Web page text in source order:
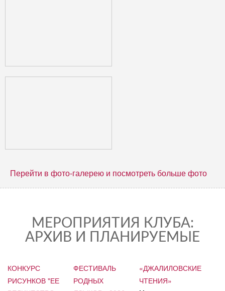
Перейти в фото-галерею и посмотреть больше фото
МЕРОПРИЯТИЯ КЛУБА:
АРХИВ И ПЛАНИРУЕМЫЕ
КОНКУРС
РИСУНКОВ "ЕЕ
ФЕСТИВАЛЬ
РОДНЫХ
«ДЖАЛИЛОВСКИЕ
ЧТЕНИЯ»